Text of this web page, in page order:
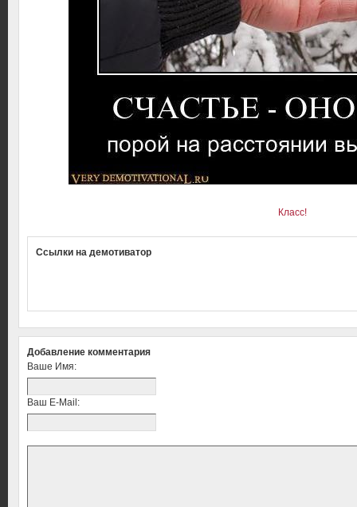
Класс!
Ссылки на демотиватор
Добавление комментария
Ваше Имя:
Ваш E-Mail: